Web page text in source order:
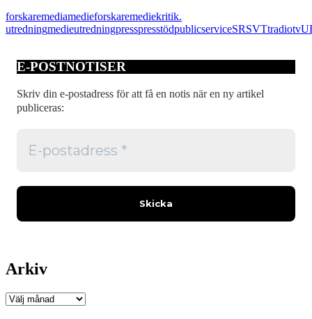
än
högtidstal
forskaremediamedieforskaremediekritik.
utredningmedieutredningpresspresstödpublicserviceSRSVTtradiotv
E-POSTNOTISER
Skriv din e-postadress för att få en notis när en ny artikel
publiceras:
Arkiv
Arkiv